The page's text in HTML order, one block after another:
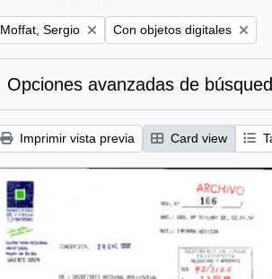
Remove filter:
Moffat, Sergio Remove filter:
Con objetos digitales
Opciones avanzadas de
Imprimir vista previa Card view